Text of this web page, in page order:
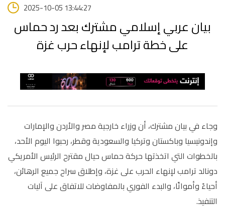
2025-10-05 13:44:27
بيان عربي إسلامي مشترك بعد رد حماس
على خطة ترامب لإنهاء حرب غزة
وجاء في بيان مشترك، أن وزراء خارجية مصر والأردن والإمارات
وإندونيسيا وباكستان وتركيا والسعودية وقطر، رحبوا اليوم الأحد،
بالخطوات التي اتخذتها حركة حماس حيال مقترح الرئيس الأمريكي
دونالد ترامب لإنهاء الحرب على غزة، وإطلاق سراح جميع الرهائن،
أحياءً وأمواتًا، والبدء الفوري بالمفاوضات للاتفاق على آليات
التنفيذ.